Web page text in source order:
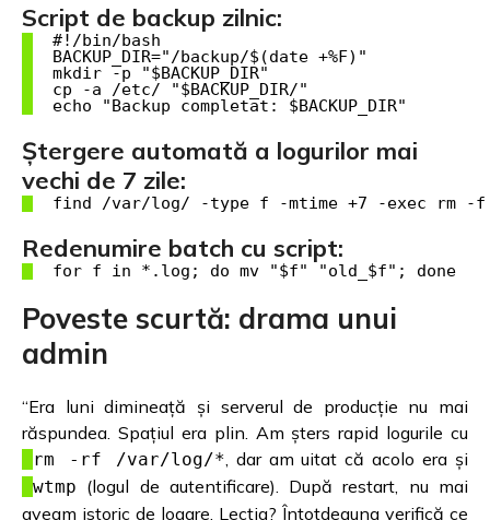
Script de backup zilnic:
  #!/bin/bash
  BACKUP_DIR="/backup/$(date +%F)"
  mkdir -p "$BACKUP_DIR"
  cp -a /etc/ "$BACKUP_DIR/"
Ștergere automată a logurilor mai
vechi de 7 zile:
Redenumire batch cu script:
Poveste scurtă: drama unui
admin
“Era luni dimineață și serverul de producție nu mai
răspundea. Spațiul era plin. Am șters rapid logurile cu
rm -rf /var/log/*, dar am uitat că acolo era și
wtmp (logul de autentificare). După restart, nu mai
aveam istoric de logare. Lecția? Întotdeauna verifică ce